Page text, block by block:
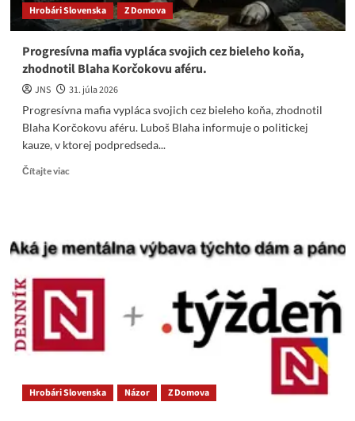
Hrobári Slovenska Z Domova
Progresívna mafia vypláca svojich cez bieleho koňa,
zhodnotil Blaha Korčokovu aféru.
JNS
31. júla 2026
Progresívna mafia vypláca svojich cez bieleho koňa, zhodnotil
Blaha Korčokovu aféru. Luboš Blaha informuje o politickej
kauze, v ktorej podpredseda...
Čítajte viacRead
vypláca
svojich
bieleho
koňa,
zhodnotil
Blaha
Korčokovu
Hrobári Slovenska Názor Z Domova